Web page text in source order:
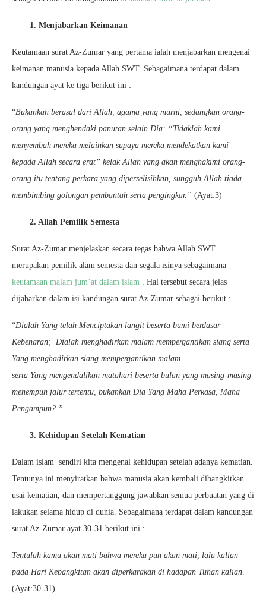
1. Menjabarkan Keimanan
Keutamaan surat Az-Zumar yang pertama ialah menjabarkan mengenai
keimanan manusia kepada Allah SWT. Sebagaimana terdapat dalam
kandungan ayat ke tiga berikut ini :
“Bukankah berasal dari Allah, agama yang murni, sedangkan orang-
orang yang menghendaki panutan selain Dia: “Tidaklah kami
menyembah mereka melainkan supaya mereka mendekatkan kami
kepada Allah secara erat” kelak Allah yang akan menghakimi orang-
orang itu tentang perkara yang diperselisihkan, sungguh Allah tiada
membimbing golongan pembantah serta pengingkar.” (Ayat:3)
2. Allah Pemilik Semesta
Surat Az-Zumar menjelaskan secara tegas bahwa Allah SWT
merupakan pemilik alam semesta dan segala isinya sebagaimana
keutamaan malam jum’at dalam islam . Hal tersebut secara jelas
dijabarkan dalam isi kandungan surat Az-Zumar sebagai berikut :
“Dialah Yang telah Menciptakan langit beserta bumi berdasar
Kebenaran; Dialah menghadirkan malam mempergantikan siang serta
Yang menghadirkan siang mempergantikan malam
serta Yang mengendalikan matahari beserta bulan yang masing-masing
menempuh jalur tertentu, bukankah Dia Yang Maha Perkasa, Maha
Pengampun? ”
3. Kehidupan Setelah Kematian
Dalam islam sendiri kita mengenal kehidupan setelah adanya kematian.
Tentunya ini menyiratkan bahwa manusia akan kembali dibangkitkan
usai kematian, dan mempertanggung jawabkan semua perbuatan yang di
lakukan selama hidup di dunia. Sebagaimana terdapat dalam kandungan
surat Az-Zumar ayat 30-31 berikut ini :
Tentulah kamu akan mati bahwa mereka pun akan mati, lalu kalian
pada Hari Kebangkitan akan diperkarakan di hadapan Tuhan kalian.
(Ayat:30-31)